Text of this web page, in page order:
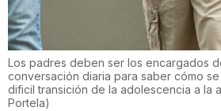
Los padres deben ser los encargados
conversación diaria para saber cómo
dificil transición de la adolescencia a la
Portela)